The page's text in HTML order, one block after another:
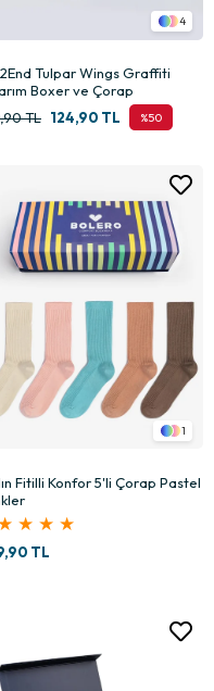
4
Tulpar Wings Graffiti
Boxer ve Çorap
%50
124,90 TL
TL
1
Fitilli Konfor 5'li Çorap Pastel
★ ★ ★
TL